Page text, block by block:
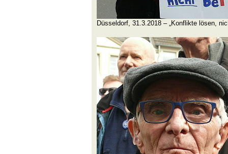
Düsseldorf, 31.3.2018 – „Konflikte lösen,